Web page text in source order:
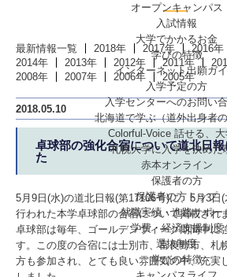
オープンキャンパス
入試情報
大学でかかるお金
学びの特徴
インターネット出願ガ
入学予定の方
入学センターへのお問い
北海道で学ぶ（道外出身者
Colorful-Voice 話せる、大
札幌大学に入学を決めた
赤本オンライン
保護者の方
保護者の方トップ
就職実績・進路サポー
学費・経済支援制度
選抜制度
学びの特徴
最新情報一覧 2018年 2017年 2016年
2014年
2013年 2012年 2011年
2008年
2007年 2006年 2005年
2018.05.10
卓球部の強化合宿について道北日
た
5月9日(水)の道北日報(第17106号)に、5月3日
行われた本学卓球部の合宿について掲載され
卓球部は毎年、ゴールデンウィーク期間中に
す。この度の合宿には士別市、富良野市、札
方も参加され、とても良い雰囲気の中、充実